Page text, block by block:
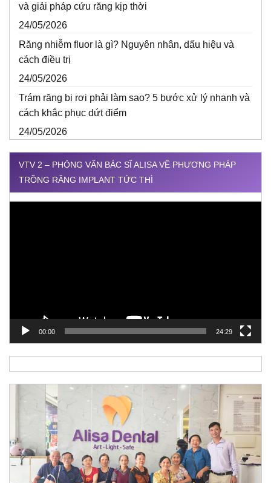
và giải pháp cứu răng kịp thời
24/05/2026
Răng nhiễm fluor là gì? Nguyên nhân, dấu hiệu và
cách điều trị
24/05/2026
Trám răng bị rơi phải làm sao? 5 bước xử lý nhanh và
cách khắc phục dứt điểm
24/05/2026
VTV 2 – PHỎNG VẤN BÁC SĨ ALISA VỀ PHƯƠNG PHÁP
TRỒNG RĂNG IMPLANT TỨC THÌ
00:00 24:29